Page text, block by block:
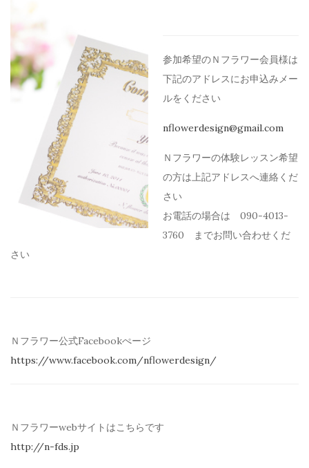
参加希望のＮフラワー会員様は
下記のアドレスにお申込みメー
ルを ください
nflowerdesign@gmail.com
Ｎフラワーの体験レッスン希望
の方は上記アドレスへ連絡くだ
さい
お電話の場合は 090-4013-
3760 までお問い合わせくだ
さい
Ｎフラワー公式Facebookぺージ
https://www.facebook.com/nflowerdesign/
Ｎフラワーwebサイトはこちらです
http://n-fds.jp